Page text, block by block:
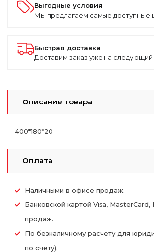
Выгодные условия
Мы предлагаем самые доступные
Быстрая доставка
Доставим заказ уже на следующий
Описание товара
400*180*20
Оплата
Наличными в офисе продаж.
Банковской картой Visa,
продаж.
По безналичному расчету для
по счету).